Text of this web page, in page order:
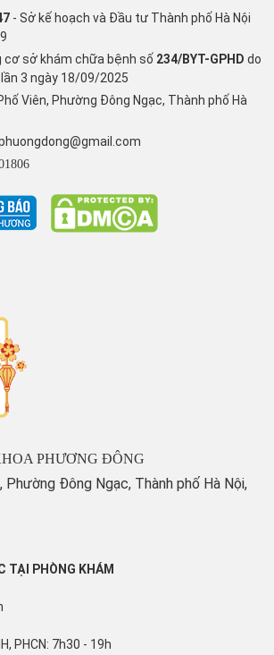
- Sở kế hoạch và Đầu tư Thành phố Hà Nội
cơ sở khám chữa bệnh số 234/BYT-GPHD do
3 ngày 18/09/2025
Viên, Phường Đông Ngạc, Thành phố Hà
PHƯƠNG ĐÔNG
Phường Đông Ngạc, Thành phố Hà Nội,
TẠI PHÒNG KHÁM
PHCN: 7h30 - 19h